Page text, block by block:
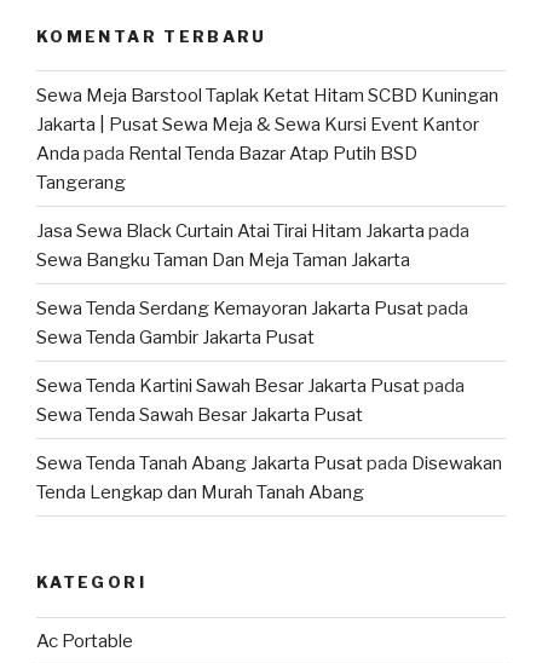
KOMENTAR TERBARU
Sewa Meja Barstool Taplak Ketat Hitam SCBD Kuningan
Jakarta | Pusat Sewa Meja & Sewa Kursi Event Kantor
Anda pada Rental Tenda Bazar Atap Putih BSD
Tangerang
Jasa Sewa Black Curtain Atai Tirai Hitam Jakarta pada
Sewa Bangku Taman Dan Meja Taman Jakarta
Sewa Tenda Serdang Kemayoran Jakarta Pusatpada
Sewa Tenda Gambir Jakarta Pusat
Sewa Tenda Kartini Sawah Besar Jakarta Pusatpada
Sewa Tenda Sawah Besar Jakarta Pusat
Sewa Tenda Tanah Abang Jakarta Pusatpada Disewakan
Tenda Lengkap dan Murah Tanah Abang
KATEGORI
Ac Portable